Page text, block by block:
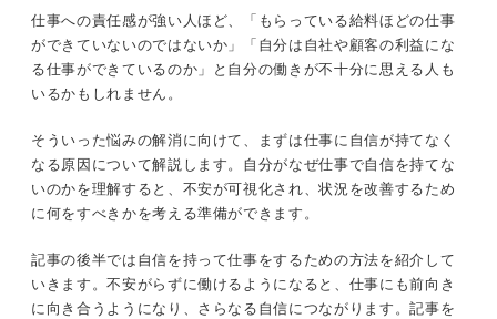
せるようにする
④基本である報連相とコミュニケーション
⑤仕事に関連する資格を取得して専門性を
高める
⑥過去の失敗や指摘の受け止め方を変える
行動の積み重ねが大切！ 自信がない人こそ積極性
仕事への責任感が強い人ほど、「もらっている給料ほどの仕事
ができていないのではないか」「自分は自社や顧客の利益にな
る仕事ができているのか」と自分の働きが不十分に思える人も
いるかもしれません。
そういった悩みの解消に向けて、まずは仕事に自信が持てなく
なる原因について解説します。自分がなぜ仕事で自信を持てな
いのかを理解すると、不安が可視化され、状況を改善するため
に何をすべきかを考える準備ができます。
記事の後半では自信を持って仕事をするための方法を紹介して
いきます。不安がらずに働けるようになると、仕事にも前向き
に向き合うようになり、さらなる自信につながります。記事を
自分に厳し過ぎる？ 仕事で自信が持てないのは真面目さ
の裏返し
仕事に自信がない人が陥りやすい4つの心理とその背景
心理①現在の仕事ぶりは理想とかけ離れている
心理②成果が上げられないのは自分の努力が足りないからだ
心理④自分の仕事ぶりが悪いせいで周囲に迷惑をかけている